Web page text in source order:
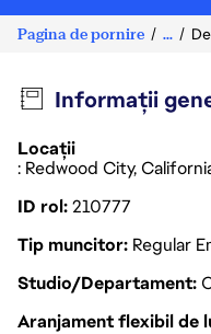
Pagina de pornire ...
Informații
Locații
: Redwood City,
ID rol210777
Tip muncitor Regular
Studio/Departament
Aranjament flexibil de